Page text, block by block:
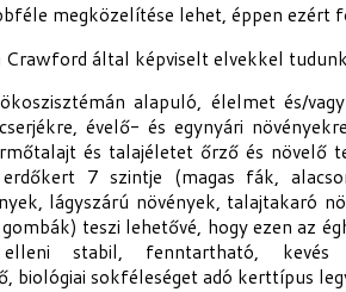
megközelítése lehet, éppen
Crawford által képviselt elvekkel
alapuló, élelmet és/
évelő- és egynyári
és talajéletet őrző és növelő
erdőkert 7 szintje (magas fák,
lágyszárú növények, talajtakaró
teszi lehetővé, hogy ezen az
stabil, fenntartható, kevés
biológiai sokféleséget adó kerttípus